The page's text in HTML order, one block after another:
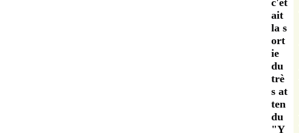
c'ét
ait
la s
ort
ie
du
trè
s at
ten
du
"Y